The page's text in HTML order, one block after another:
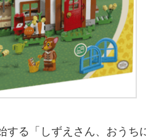
る「しずえさん、おうち